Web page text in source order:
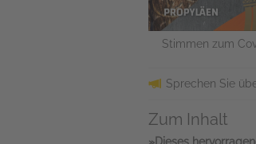
Stimmen zum
Sprechen Sie
Zum Inhalt